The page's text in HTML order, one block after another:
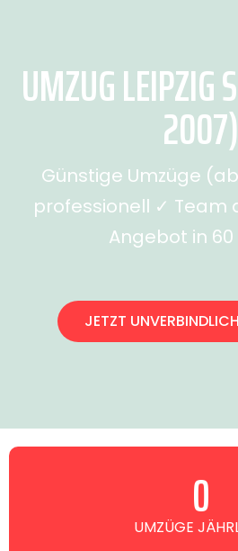
UMZUG LEIPZIG
2007)
Günstige Umzüge
professionell ✓ Team
Angebot in 60
JETZT
UMZÜGE0